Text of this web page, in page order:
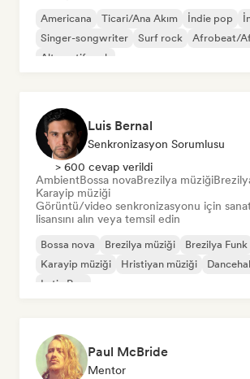
Americana Ticari/Ana Akım İndie pop
Singer-songwriter
Surf rock
Afrobeat/
Alternatif rock
Luis Bernal
Senkronizasyon Sorumlusu
> 600 cevap verildi
AmbientBossa novaBrezilya müziği
Karayip müziği
Görüntü/video senkronizasyonu için
lisansını alın veya temsil edin
Bossa nova Brezilya müziği
Brezilya Funk
Karayip müziği
Hristiyan müziği
Latin Pop
Paul McBride
Mentor